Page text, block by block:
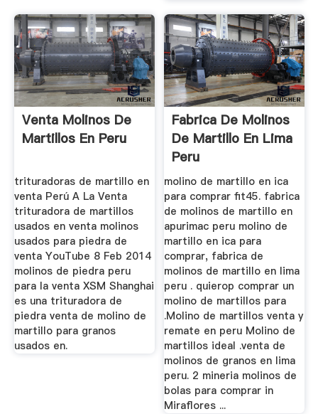
Venta Molinos De
Martillos En Peru
trituradoras de martillo en
venta Perú A La Venta
trituradora de martillos
usados en venta molinos
usados para piedra de
venta YouTube 8 Feb 2014
molinos de piedra peru
para la venta XSM Shanghai
es una trituradora de
piedra venta de molino de
martillo para granos
usados en.
Fabrica De Molinos
De Martillo En Lima
Peru
molino de martillo en ica
para comprar fit45. fabrica
de molinos de martillo en
apurimac peru molino de
martillo en ica para
comprar, fabrica de
molinos de martillo en lima
peru . quierop comprar un
molino de martillos para
.Molino de martillos venta y
remate en peru Molino de
martillos ideal .venta de
molinos de granos en lima
peru. 2 mineria molinos de
bolas para comprar in
Miraflores ...